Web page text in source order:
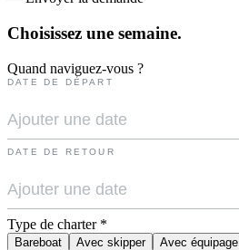
Choisissez une semaine.
Quand naviguez-vous ?
DATE DE DÉPART
DATE DE RETOUR
Type de charter *
Bareboat Avec skipper Avec équipage